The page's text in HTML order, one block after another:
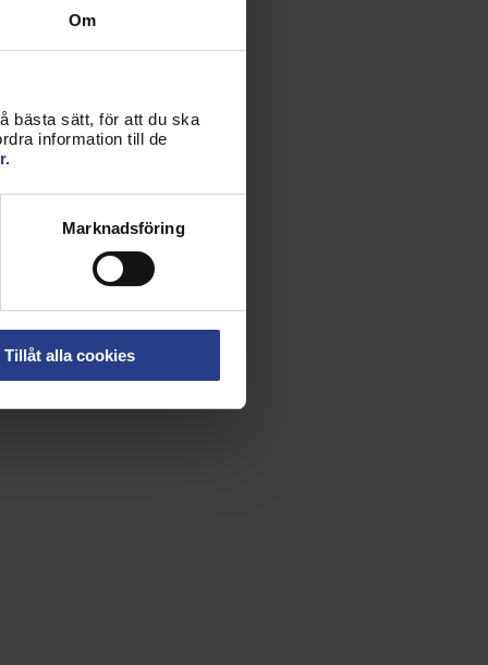
Om
bästa sätt, för att du ska
information till de
Marknadsföring
Tillåt alla cookies